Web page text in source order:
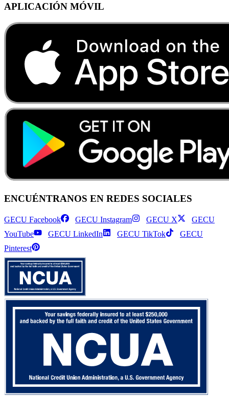
APLICACIÓN MÓVIL
ENCUÉNTRANOS EN REDES SOCIALES
GECU Facebook GECU Instagram GECU X
GECU
YouTube
GECU LinkedIn GECU TikTok
GECU
Pinterest